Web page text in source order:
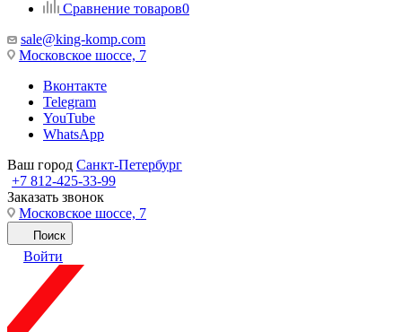
Сравнение товаров0
sale@king-komp.com
Московское шоссе, 7
Вконтакте
Telegram
YouTube
WhatsApp
Ваш город Санкт-Петербург
+7 812-425-33-99
Заказать звонок
Московское шоссе, 7
Поиск
Войти